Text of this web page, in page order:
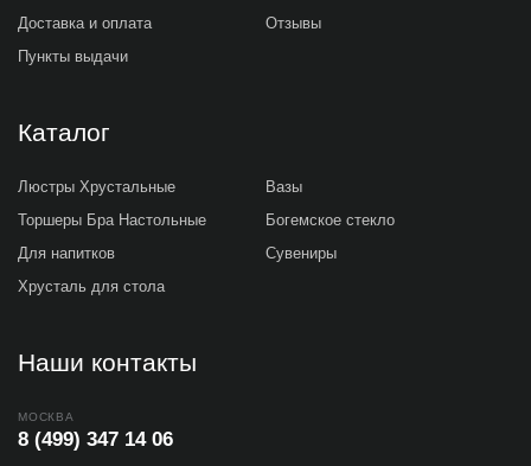
Доставка и оплата
Пункты выдачи
Отзывы
Каталог
Люстры Хрустальные
Торшеры Бра Настольные
Для напитков
Хрусталь для стола
Вазы
Богемское стекло
Сувениры
Наши контакты
МОСКВА
8 (499) 347 14 06